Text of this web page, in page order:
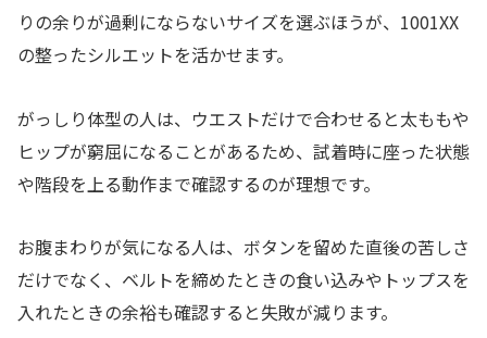
りの余りが過剰にならないサイズを選ぶほうが、1001XX
の整ったシルエットを活かせます。
がっしり体型の人は、ウエストだけで合わせると太ももや
ヒップが窮屈になることがあるため、試着時に座った状態
や階段を上る動作まで確認するのが理想です。
お腹まわりが気になる人は、ボタンを留めた直後の苦しさ
だけでなく、ベルトを締めたときの食い込みやトップスを
入れたときの余裕も確認すると失敗が減ります。